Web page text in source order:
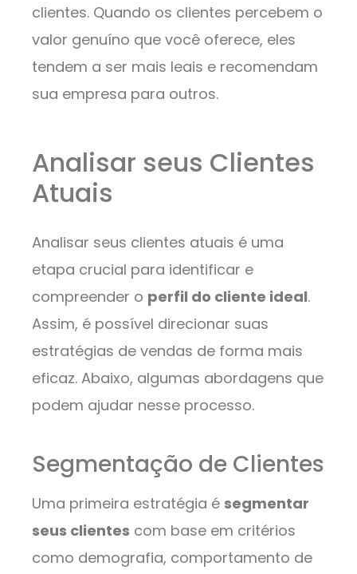
clientes. Quando os clientes percebem o
valor genuíno que você oferece, eles
tendem a ser mais leais e recomendam
sua empresa para outros.
Analisar seus Clientes
Atuais
Analisar seus clientes atuais é uma
etapa crucial para identificar e
compreender o perfil do cliente ideal.
Assim, é possível direcionar suas
estratégias de vendas de forma mais
eficaz. Abaixo, algumas abordagens que
podem ajudar nesse processo.
Segmentação de Clientes
Uma primeira estratégia é segmentar
seus clientes com base em critérios
como demografia, comportamento de